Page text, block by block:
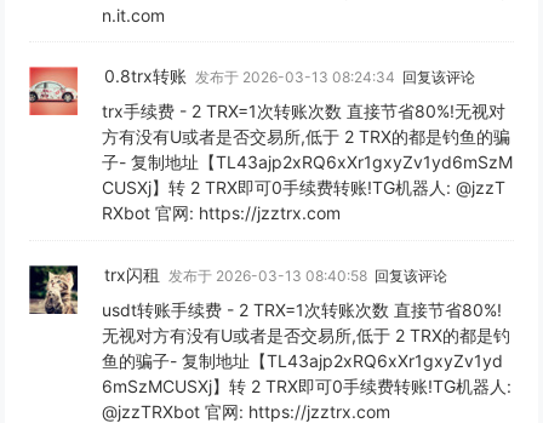
n.it.com
0.8trx转账 发布于 2026-03-13 08:24:34 回复该评论
trx手续费 - 2 TRX=1次转账次数 直接节省80%!无视对
方有没有U或者是否交易所,低于 2 TRX的都是钓鱼的骗
子- 复制地址【TL43ajp2xRQ6xXr1gxyZv1yd6mSzM
CUSXj】转 2 TRX即可0手续费转账!TG机器人: @jzzT
RXbot 官网: https://jzztrx.com
trx闪租 发布于 2026-03-13 08:40:58 回复该评论
usdt转账手续费 - 2 TRX=1次转账次数 直接节省80%!
无视对方有没有U或者是否交易所,低于 2 TRX的都是钓
鱼的骗子- 复制地址【TL43ajp2xRQ6xXr1gxyZv1yd
6mSzMCUSXj】转 2 TRX即可0手续费转账!TG机器人:
@jzzTRXbot 官网: https://jzztrx.com